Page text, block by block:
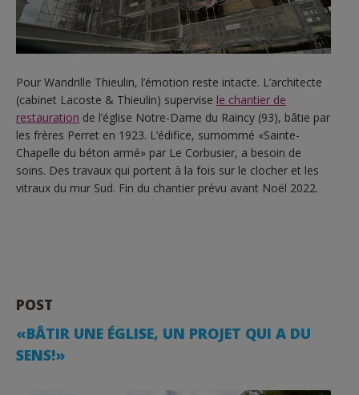
Pour Wandrille Thieulin, l’émotion reste intacte. L’architecte
(cabinet Lacoste & Thieulin) supervise le chantier de
restauration de l’église Notre-Dame du Raincy (93), bâtie par
les frères Perret en 1923. L’édifice, surnommé «Sainte-
Chapelle du béton armé» par Le Corbusier, a besoin de
soins. Des travaux qui portent à la fois sur le clocher et les
vitraux du mur Sud. Fin du chantier prévu avant Noël 2022.
POST
«BÂTIR UNE ÉGLISE, UN PROJET QUI A DU
SENS!»